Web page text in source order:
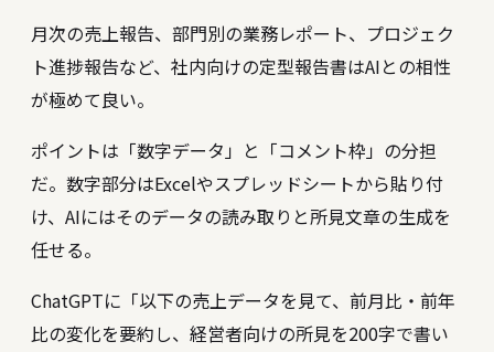
月次の売上報告、部門別の業務レポート、プロジェク
ト進捗報告など、社内向けの定型報告書はAIとの相性
が極めて良い。
ポイントは「数字データ」と「コメント枠」の分担
だ。数字部分はExcelやスプレッドシートから貼り付
け、AIにはそのデータの読み取りと所見文章の生成を
任せる。
ChatGPTに「以下の売上データを見て、前月比・前年
比の変化を要約し、経営者向けの所見を200字で書い